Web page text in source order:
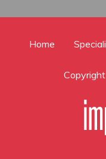
Home Speciali
Copyright